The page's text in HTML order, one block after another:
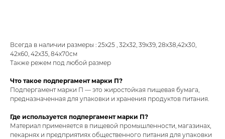
Всегда в наличии размеры : 25х25 , 32х32, 39х39, 28х38,42х30,
42х60, 42х35, 84х70см
Также режем под любой размер
Что такое подпергамент марки П?
Подпергамент марки П — это жиростойкая пищевая бумага,
предназначенная для упаковки и хранения продуктов питания.
Где используется подпергамент марки П?
Материал применяется в пищевой промышленности, магазинах,
пекарнях и предприятиях общественного питания для упаковки